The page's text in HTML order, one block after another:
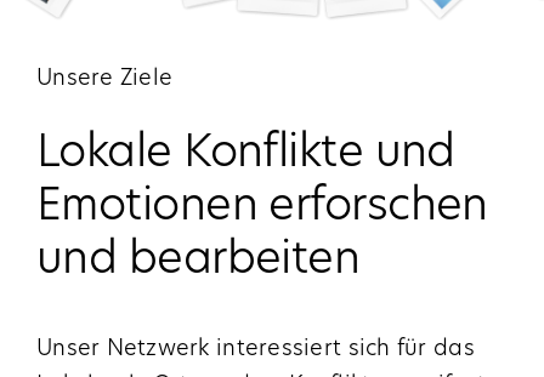
Unsere Ziele
Lokale Konflikte und
Emotionen erforschen
und bearbeiten
Unser Netzwerk interessiert sich für das